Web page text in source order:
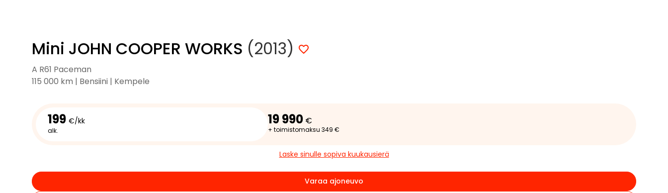
Mini JOHN COOPER WORKS (2013)
A R61 Paceman
115 000 km | Bensiini | Kempele
199 €/kk
alk.
19 990€
+ toimistomaksu 349 €
Laske sinulle sopiva kuukausierä
Varaa ajoneuvo